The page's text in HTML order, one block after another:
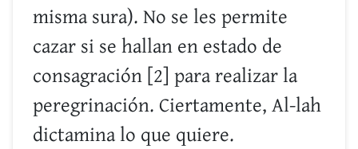
misma sura). No se les permite
cazar si se hallan en estado de
consagración [2] para realizar la
peregrinación. Ciertamente, Al-lah
dictamina lo que quiere.